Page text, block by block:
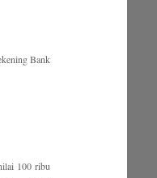
Bank
100 ribu